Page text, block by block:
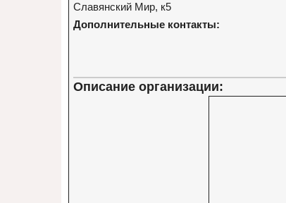
Славянский Мир, к5
Дополнительные контакты:
Описание организации: